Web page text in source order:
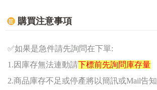
購買注意事項
✅如果是急件請先詢問在下單:
1.因庫存無法連動請下標前先詢問庫存量
2.商品庫存不足或停產將以簡訊或Mail告知